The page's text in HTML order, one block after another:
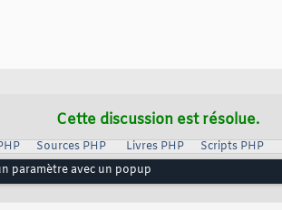
Cette discussion est résolue.
Sources PHP Livres PHP Scripts PHP
paramètre avec un popup